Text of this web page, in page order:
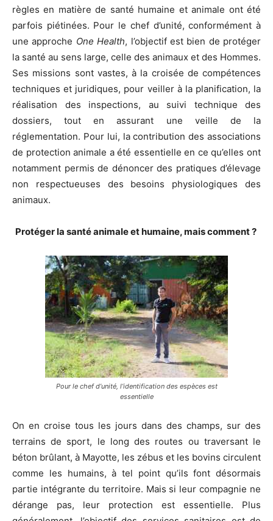
règles en matière de santé humaine et animale ont été
parfois piétinées. Pour le chef d’unité, conformément à
une approche One Health, l’objectif est bien de protéger
la santé au sens large, celle des animaux et des Hommes.
Ses missions sont vastes, à la croisée de compétences
techniques et juridiques, pour veiller à la planification, la
réalisation des inspections, au suivi technique des
dossiers, tout en assurant une veille de la
réglementation. Pour lui, la contribution des associations
de protection animale a été essentielle en ce qu’elles ont
notamment permis de dénoncer des pratiques d’élevage
non respectueuses des besoins physiologiques des
animaux.
Protéger la santé animale et humaine, mais comment ?
Pour le chef d’unité, l’identification des espèces est
essentielle
On en croise tous les jours dans des champs, sur des
terrains de sport, le long des routes ou traversant le
béton brûlant, à Mayotte, les zébus et les bovins circulent
comme les humains, à tel point qu’ils font désormais
partie intégrante du territoire. Mais si leur compagnie ne
dérange pas, leur protection est essentielle. Plus